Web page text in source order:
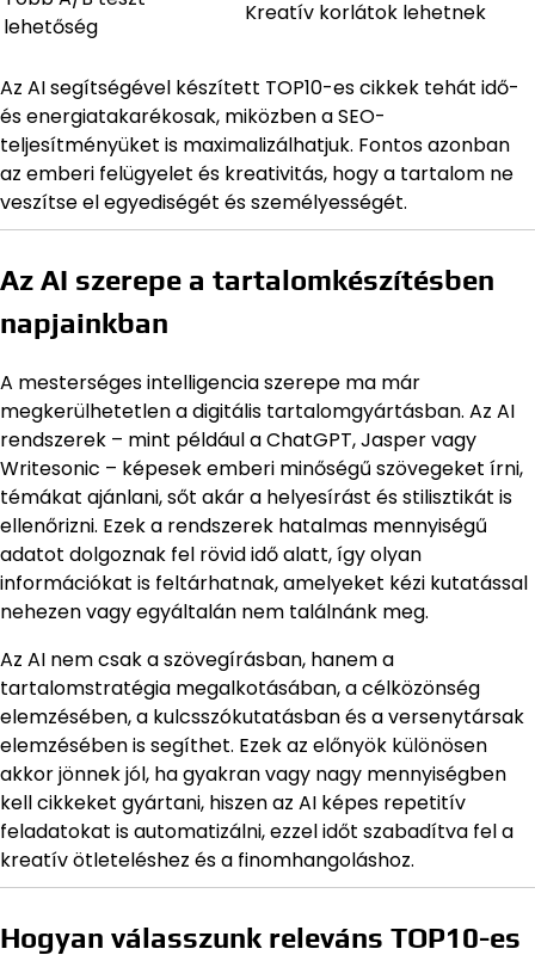
lehetőség
Kreatív korlátok lehetnek
Az AI segítségével készített TOP10-es cikkek tehát idő-
és energiatakarékosak, miközben a SEO-
teljesítményüket is maximalizálhatjuk. Fontos azonban
az emberi felügyelet és kreativitás, hogy a tartalom ne
veszítse el egyediségét és személyességét.
Az AI szerepe a tartalomkészítésben
napjainkban
A mesterséges intelligencia szerepe ma már
megkerülhetetlen a digitális tartalomgyártásban. Az AI
rendszerek – mint például a ChatGPT, Jasper vagy
Writesonic – képesek emberi minőségű szövegeket írni,
témákat ajánlani, sőt akár a helyesírást és stilisztikát is
ellenőrizni. Ezek a rendszerek hatalmas mennyiségű
adatot dolgoznak fel rövid idő alatt, így olyan
információkat is feltárhatnak, amelyeket kézi kutatással
nehezen vagy egyáltalán nem találnánk meg.
Az AI nem csak a szövegírásban, hanem a
tartalomstratégia megalkotásában, a célközönség
elemzésében, a kulcsszókutatásban és a versenytársak
elemzésében is segíthet. Ezek az előnyök különösen
akkor jönnek jól, ha gyakran vagy nagy mennyiségben
kell cikkeket gyártani, hiszen az AI képes repetitív
feladatokat is automatizálni, ezzel időt szabadítva fel a
kreatív ötleteléshez és a finomhangoláshoz.
Hogyan válasszunk releváns TOP10-es